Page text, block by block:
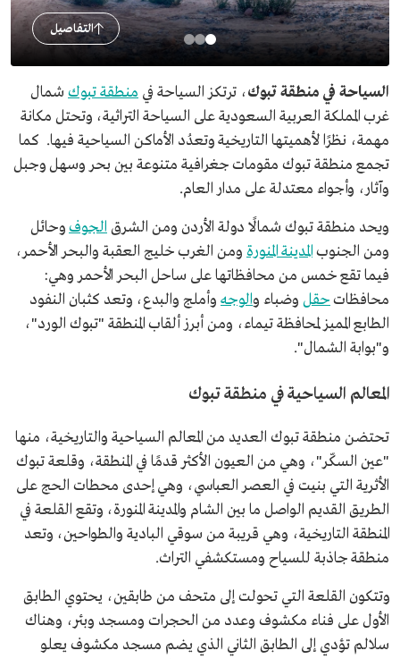
التفاصيل
السياحة في منطقة تبوك، ترتكز السياحة في منطقة تبوك شمال
غرب المملكة العربية السعودية على السياحة التراثية، وتحتل مكانة
مهمة، نظرًا لأهميتها التاريخية وتعدُد الأماكن السياحية فيها. كما
تجمع منطقة تبوك مقومات جغرافية متنوعة بين بحر وسهل وجبل
وآثار، وأجواء معتدلة على مدار العام.
ويحد منطقة تبوك شمالًا دولة الأردن ومن الشرق الجوفوحائل
ومن الجنوبالمدينة المنورة ومن الغرب خليج العقبة والبحر الأحمر،
فيما تقع خمس من محافظاتها على ساحل البحر الأحمر وهي:
محافظاتحقل وضباء والوجه وأملج والبدع، وتعد كثبان النفود
الطابع المميز لمحافظة تيماء، ومن أبرز ألقاب المنطقة "تبوك الورد"،
و"بوابة الشمال".
المعالم السياحية في منطقة تبوك
تحتضن منطقة تبوك العديد من المعالم السياحية والتاريخية، منها
"عين السكّر"، وهي من العيون الأكثر قدمًا في المنطقة، وقلعة تبوك
الأثرية التي بنيت في العصر العباسي، وهي إحدى محطات الحج على
الطريق القديم الواصل ما بين الشام والمدينة المنورة، وتقع القلعة في
المنطقة التاريخية، وهي قريبة من سوقي البادية والطواحين، وتعد
منطقة جاذبة للسياح ومستكشفي التراث.
وتتكون القلعة التي تحولت إلى متحف من طابقين، يحتوي الطابق
الأول على فناء مكشوف وعدد من الحجرات ومسجد وبئر، وهناك
سلالم تؤدي إلى الطابق الثاني الذي يضم مسجد مكشوف يعلو